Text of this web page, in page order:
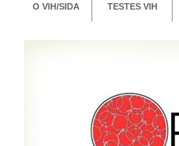
O VIH/SIDA TESTES VIH